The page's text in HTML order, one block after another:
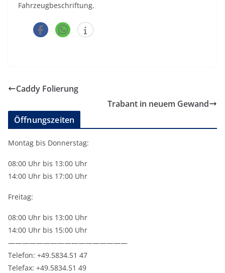
Fahrzeugbeschriftung.
Caddy Folierung
Trabant in neuem Gewand
Öffnungszeiten
Montag bis Donnerstag:
08:00 Uhr bis 13:00 Uhr
14:00 Uhr bis 17:00 Uhr
Freitag:
08:00 Uhr bis 13:00 Uhr
14:00 Uhr bis 15:00 Uhr
—————————————————
Telefon: +49.5834.51 47
Telefax: +49.5834.51 49